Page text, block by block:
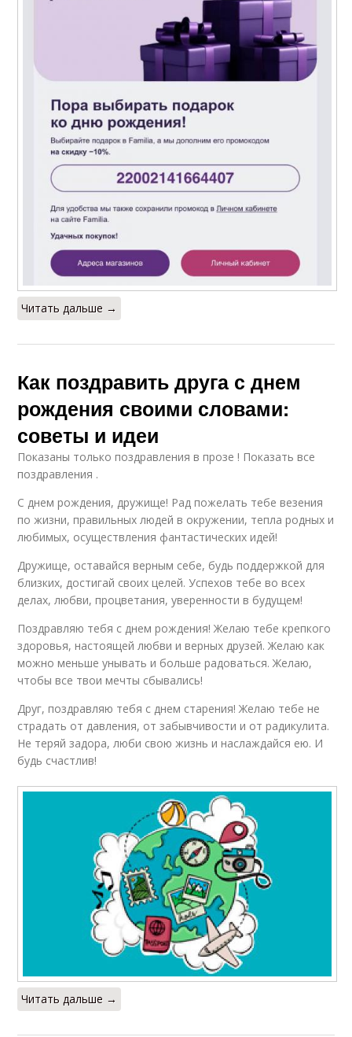
Читать дальше →
Как поздравить друга с днем
рождения своими словами:
советы и идеи
Показаны только поздравления в прозе ! Показать все
поздравления .
С днем рождения, дружище! Рад пожелать тебе везения
по жизни, правильных людей в окружении, тепла родных и
любимых, осуществления фантастических идей!
Дружище, оставайся верным себе, будь поддержкой для
близких, достигай своих целей. Успехов тебе во всех
делах, любви, процветания, уверенности в будущем!
Поздравляю тебя с днем рождения! Желаю тебе крепкого
здоровья, настоящей любви и верных друзей. Желаю как
можно меньше унывать и больше радоваться. Желаю,
чтобы все твои мечты сбывались!
Друг, поздравляю тебя с днем старения! Желаю тебе не
страдать от давления, от забывчивости и от радикулита.
Не теряй задора, люби свою жизнь и наслаждайся ею. И
будь счастлив!
Читать дальше →